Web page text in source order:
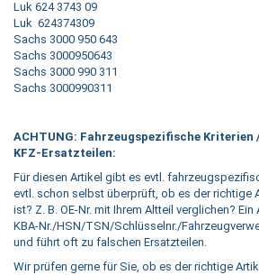
Luk 624 3743 09
Luk 624374309
Sachs 3000 950 643
Sachs 3000950643
Sachs 3000 990 311
Sachs 3000990311
ACHTUNG: Fahrzeugspezifische Kriterien
KFZ-Ersatzteilen:
Für diesen Artikel gibt es evtl.
evtl. schon selbst überprüft, ob es der richtige
ist? Z. B. OE-Nr. mit Ihrem Altteil verglichen?
KBA-Nr./HSN/TSN/Schlüsselnr./
und führt oft zu falschen Ersatzteilen.
Wir prüfen gerne für Sie, ob es der richtige